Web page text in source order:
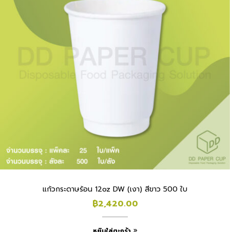
แก้วกระดาษร้อน 12oz DW (เงา) สีขาว 500 ใบ
฿2,420.00